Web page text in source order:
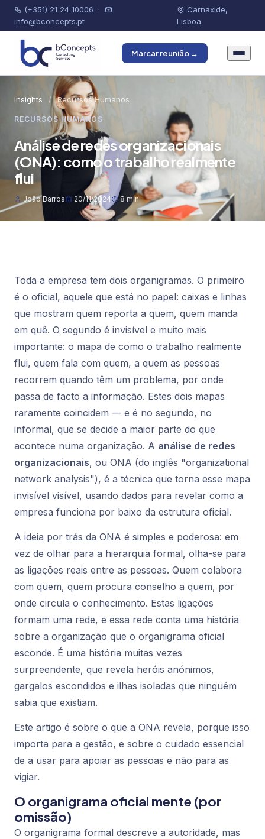
(+351) 21 24 10006 ·
info@bconcepts.pt
Carnaxide,
Lisboa
Marcar reunião →
Insights / Recursos Humanos
RECURSOS HUMANOS
Análise de redes organizacionais
(ONA): como o trabalho realmente
flui
João Barros 20/11/2024 8 min
Toda a empresa tem dois organigramas. O primeiro
é o oficial, aquele que está no papel: caixas e linhas
que mostram quem reporta a quem, quem manda
em quê. O segundo é invisível e muito mais
importante: o mapa de como o trabalho realmente
flui, quem fala com quem, a quem as pessoas
recorrem quando têm um problema, por onde
passa de facto a informação. Estes dois mapas
raramente coincidem — e é no segundo, no
informal, que se decide a maior parte do que
acontece numa organização. A análise de redes
organizacionais, ou ONA (do inglês "organizational
network analysis"), é a técnica que torna esse mapa
invisível visível, usando dados para revelar como a
empresa funciona por baixo da estrutura oficial.
A ideia por trás da ONA é simples e poderosa: em
vez de olhar para a hierarquia formal, olha-se para
as ligações reais entre as pessoas. Quem colabora
com quem, quem procura conselho a quem, por
onde circula o conhecimento. Estas ligações
formam uma rede, e essa rede conta uma história
sobre a organização que o organigrama oficial
esconde. É uma história muitas vezes
surpreendente, que revela heróis anónimos,
gargalos escondidos e ilhas isoladas que ninguém
sabia que existiam.
Este artigo é sobre o que a ONA revela, porque isso
importa para a gestão, e sobre o cuidado essencial
de a usar para apoiar as pessoas e não para as
vigiar.
O organigrama oficial mente (por
omissão)
O organigrama formal descreve a autoridade, mas